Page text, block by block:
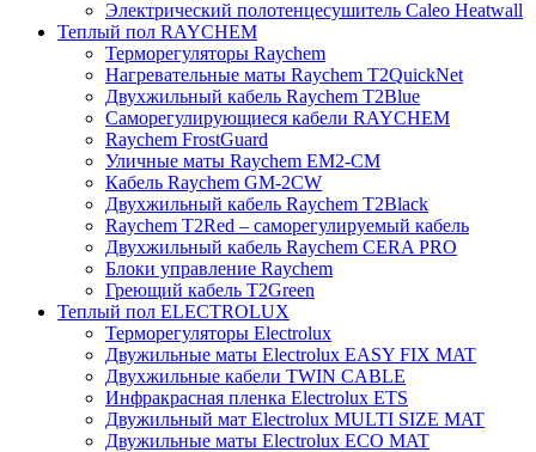
Электрический полотенцесушитель Caleo Heatwall
Теплый пол RAYCHEM
Терморегуляторы Raychem
Нагревательные маты Raychem T2QuickNet
Двухжильный кабель Raychem T2Blue
Саморегулирующиеся кабели RAYCHEM
Raychem FrostGuard
Уличные маты Raychem EM2-CM
Кабель Raychem GM-2CW
Двухжильный кабель Raychem T2Black
Raychem T2Red – саморегулируемый кабель
Двухжильный кабель Raychem CERA PRO
Блоки управление Raychem
Греющий кабель T2Green
Теплый пол ELECTROLUX
Терморегуляторы Electrolux
Двужильные маты Electrolux EASY FIX MAT
Двухжильные кабели TWIN CABLE
Инфракрасная пленка Electrolux ETS
Двужильный мат Electrolux MULTI SIZE MAT
Двужильные маты Electrolux ECO MAT